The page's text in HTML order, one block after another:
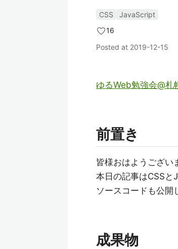
CSS
JavaScript
16
Posted at 2019-12-15
ゆるWeb勉強会@
前置き
皆様おはようござい
本日の記事はCSSと
ソースコードも公開
成果物